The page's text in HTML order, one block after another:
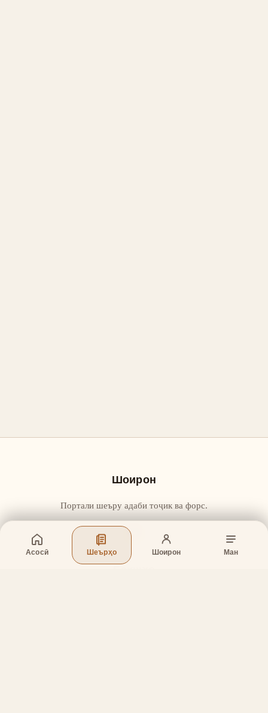
Асосӣ Шеърҳо Шоирон Ман
Шоирон
Портали шеъру адаби тоҷик ва форс.